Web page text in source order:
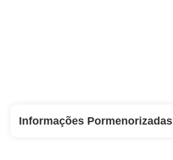
Informações Pormenorizadas